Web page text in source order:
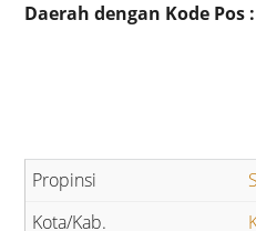
Daerah dengan Kode Pos